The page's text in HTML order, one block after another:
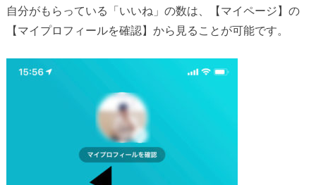
自分がもらっている「いいね」の数は、【マイページ】の
【マイプロフィールを確認】から見ることが可能です。